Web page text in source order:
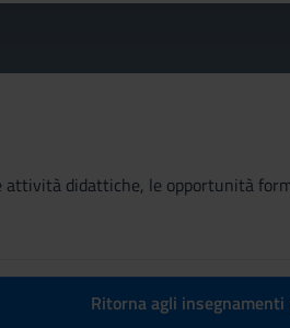
attività didattiche, le opportunità
Ritorna agli